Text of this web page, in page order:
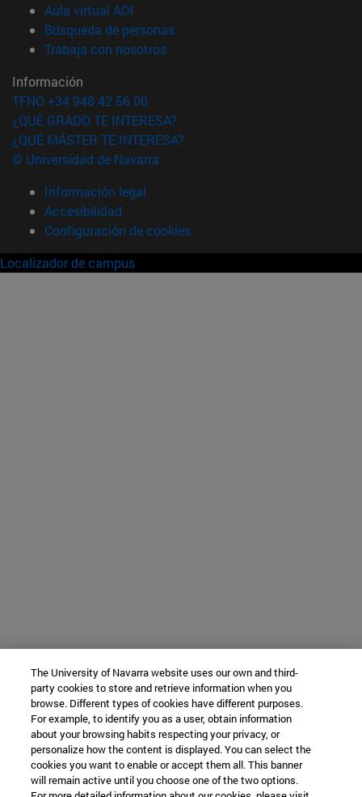
Aula virtual ADI
Búsqueda de personas(abre en nueva ventana)
Trabaja con nosotros(abre en nueva ventana)
Información
TFNO +34 948 42 56 00
¿QUÉ GRADO TE INTERESA?
¿QUÉ MÁSTER TE INTERESA?
© Universidad de Navarra
Información legal
Accesibilidad
Configuración de cookies
Localizador de campus
The University of Navarra website uses our own and third-
party cookies to store and retrieve information when you
browse. Different types of cookies have different purposes.
For example, to identify you as a user, obtain information
about your browsing habits respecting your privacy, or
personalize how the content is displayed. You can select the
cookies you want to enable or accept them all. This banner
will remain active until you choose one of the two options.